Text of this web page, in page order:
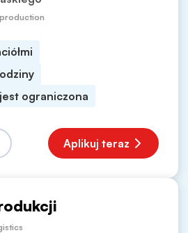
production
ograniczona
Aplikuj teraz